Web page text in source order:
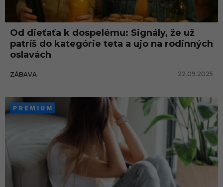
Od dieťaťa k dospelému: Signály, že už
patríš do kategórie teta a ujo na rodinných
oslavách
ZÁBAVA 22.09.2025